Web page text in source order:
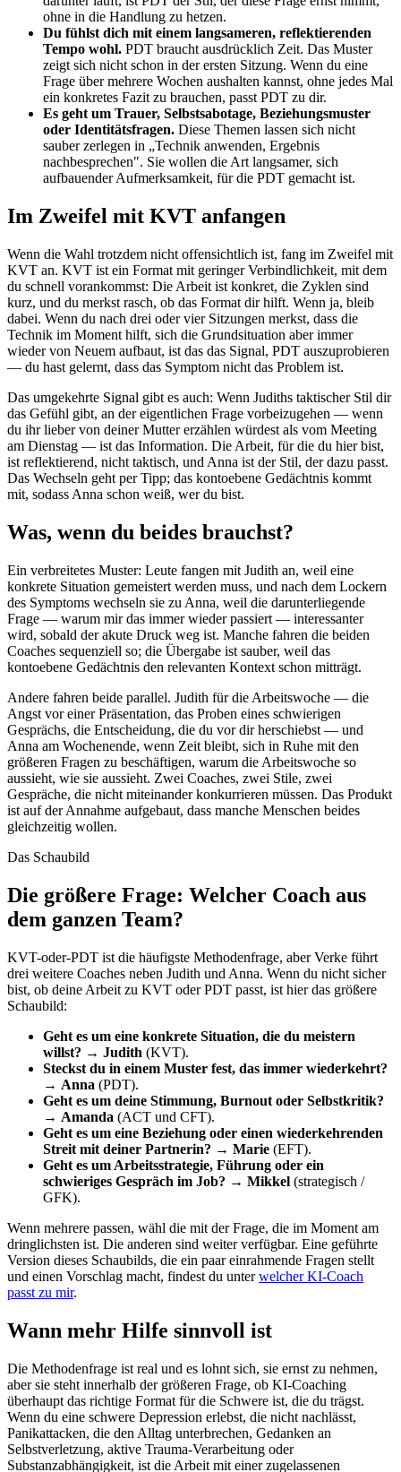
ohne in die Handlung zu hetzen.
Du fühlst dich mit einem langsameren, reflektierenden
Tempo wohl. PDT braucht ausdrücklich Zeit. Das Muster
zeigt sich nicht schon in der ersten Sitzung. Wenn du eine
Frage über mehrere Wochen aushalten kannst, ohne jedes Mal
ein konkretes Fazit zu brauchen, passt PDT zu dir.
Es geht um Trauer, Selbstsabotage, Beziehungsmuster
oder Identitätsfragen. Diese Themen lassen sich nicht
sauber zerlegen in „Technik anwenden, Ergebnis
nachbesprechen". Sie wollen die Art langsamer, sich
aufbauender Aufmerksamkeit, für die PDT gemacht ist.
Im Zweifel mit KVT anfangen
Wenn die Wahl trotzdem nicht offensichtlich ist, fang im Zweifel mit
KVT an. KVT ist ein Format mit geringer Verbindlichkeit, mit dem
du schnell vorankommst: Die Arbeit ist konkret, die Zyklen sind
kurz, und du merkst rasch, ob das Format dir hilft. Wenn ja, bleib
dabei. Wenn du nach drei oder vier Sitzungen merkst, dass die
Technik im Moment hilft, sich die Grundsituation aber immer
wieder von Neuem aufbaut, ist das das Signal, PDT auszuprobieren
— du hast gelernt, dass das Symptom nicht das Problem ist.
Das umgekehrte Signal gibt es auch: Wenn Judiths taktischer Stil dir
das Gefühl gibt, an der eigentlichen Frage vorbeizugehen — wenn
du ihr lieber von deiner Mutter erzählen würdest als vom Meeting
am Dienstag — ist das Information. Die Arbeit, für die du hier bist,
ist reflektierend, nicht taktisch, und Anna ist der Stil, der dazu passt.
Das Wechseln geht per Tipp; das kontoebene Gedächtnis kommt
mit, sodass Anna schon weiß, wer du bist.
Was, wenn du beides brauchst?
Ein verbreitetes Muster: Leute fangen mit Judith an, weil eine
konkrete Situation gemeistert werden muss, und nach dem Lockern
des Symptoms wechseln sie zu Anna, weil die darunterliegende
Frage — warum mir das immer wieder passiert — interessanter
wird, sobald der akute Druck weg ist. Manche fahren die beiden
Coaches sequenziell so; die Übergabe ist sauber, weil das
kontoebene Gedächtnis den relevanten Kontext schon mitträgt.
Andere fahren beide parallel. Judith für die Arbeitswoche — die
Angst vor einer Präsentation, das Proben eines schwierigen
Gesprächs, die Entscheidung, die du vor dir herschiebst — und
Anna am Wochenende, wenn Zeit bleibt, sich in Ruhe mit den
größeren Fragen zu beschäftigen, warum die Arbeitswoche so
aussieht, wie sie aussieht. Zwei Coaches, zwei Stile, zwei
Gespräche, die nicht miteinander konkurrieren müssen. Das Produkt
ist auf der Annahme aufgebaut, dass manche Menschen beides
gleichzeitig wollen.
Das Schaubild
Die größere Frage: Welcher Coach aus
dem ganzen Team?
KVT-oder-PDT ist die häufigste Methodenfrage, aber Verke führt
drei weitere Coaches neben Judith und Anna. Wenn du nicht sicher
bist, ob deine Arbeit zu KVT oder PDT passt, ist hier das größere
Schaubild:
Geht es um eine konkrete Situation, die du meistern
willst? → Judith (KVT).
Steckst du in einem Muster fest, das immer wiederkehrt?
→ Anna (PDT).
Geht es um deine Stimmung, Burnout oder Selbstkritik?
→ Amanda (ACT und CFT).
Geht es um eine Beziehung oder einen wiederkehrenden
Streit mit deiner Partnerin? → Marie (EFT).
Geht es um Arbeitsstrategie, Führung oder ein
schwieriges Gespräch im Job? → Mikkel (strategisch /
GFK).
Wenn mehrere passen, wähl die mit der Frage, die im Moment am
dringlichsten ist. Die anderen sind weiter verfügbar. Eine geführte
Version dieses Schaubilds, die ein paar einrahmende Fragen stellt
und einen Vorschlag macht, findest du unterwelcher KI-Coach
passt zu mir.
Wann mehr Hilfe sinnvoll ist
Die Methodenfrage ist real und es lohnt sich, sie ernst zu nehmen,
aber sie steht innerhalb der größeren Frage, ob KI-Coaching
überhaupt das richtige Format für die Schwere ist, die du trägst.
Wenn du eine schwere Depression erlebst, die nicht nachlässt,
Panikattacken, die den Alltag unterbrechen, Gedanken an
Selbstverletzung, aktive Trauma-Verarbeitung oder
Substanzabhängigkeit, ist die Arbeit mit einer zugelassenen